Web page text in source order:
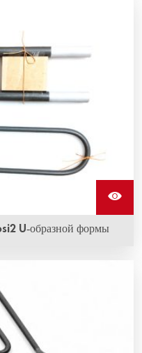
преимущество
Mosi2 от Sunshine.
U-образной формы
печах для
°C.